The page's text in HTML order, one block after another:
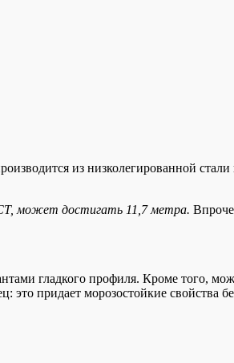
из низколегированной
может достигать 11,7 метра.
гладкого профиля. Кроме того,
придает морозостойкие свойства